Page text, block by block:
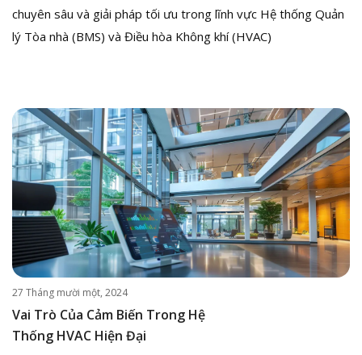
chuyên sâu và giải pháp tối ưu trong lĩnh vực Hệ thống Quản
lý Tòa nhà (BMS) và Điều hòa Không khí (HVAC)
27 Tháng mười một, 2024
Vai Trò Của Cảm Biến Trong Hệ
Thống HVAC Hiện Đại